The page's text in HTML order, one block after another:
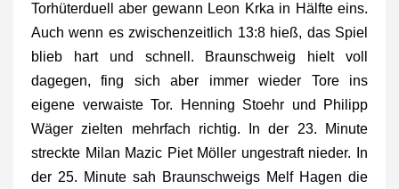
Torhüterduell aber gewann Leon Krka in Hälfte eins.
Auch wenn es zwischenzeitlich 13:8 hieß, das Spiel
blieb hart und schnell. Braunschweig hielt voll
dagegen, fing sich aber immer wieder Tore ins
eigene verwaiste Tor. Henning Stoehr und Philipp
Wäger zielten mehrfach richtig. In der 23. Minute
streckte Milan Mazic Piet Möller ungestraft nieder. In
der 25. Minute sah Braunschweigs Melf Hagen die